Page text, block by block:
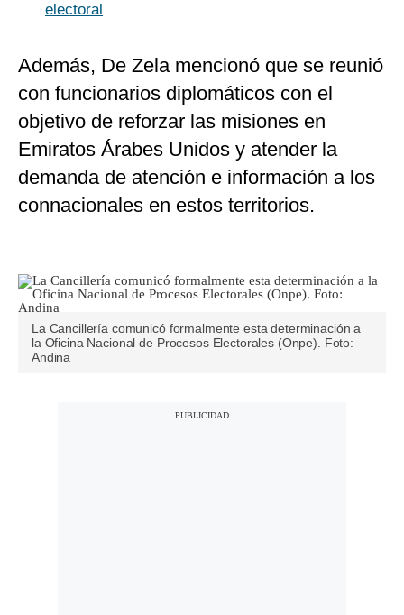
electoral
Además, De Zela mencionó que se reunió
con funcionarios diplomáticos con el
objetivo de reforzar las misiones en
Emiratos Árabes Unidos y atender la
demanda de atención e información a los
connacionales en estos territorios.
La Cancillería comunicó formalmente esta determinación a
la Oficina Nacional de Procesos Electorales (Onpe). Foto:
Andina